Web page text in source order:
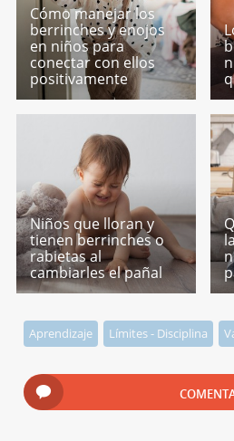
Cómo manejar los
berrinches y enojos
en niños para
conectar con ellos
positivamente
Niños que lloran y
tienen berrinches o
rabietas al
cambiarles el pañal
Aprendizaje Límites - Disciplina